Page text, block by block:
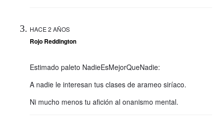
HACE 2 AÑOS
Rojo Reddington
Estimado paleto NadieEsMejorQueNadie:
A nadie le interesan tus clases de arameo siríaco.
Ni mucho menos tu afición al onanismo mental.